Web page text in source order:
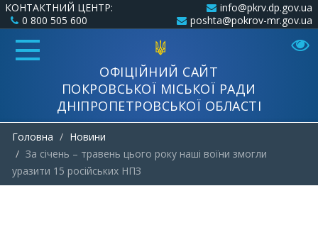
КОНТАКТНИЙ ЦЕНТР:
0 800 505 600
info@pkrv.dp.gov.ua
poshta@pokrov-mr.gov.ua
ОФІЦІЙНИЙ САЙТ
ПОКРОВСЬКОЇ МІСЬКОЇ РАДИ
ДНІПРОПЕТРОВСЬКОЇ ОБЛАСТІ
Головна
Новини
За січень – травень цього року наші воїни змогли
уразити 15 російських НПЗ